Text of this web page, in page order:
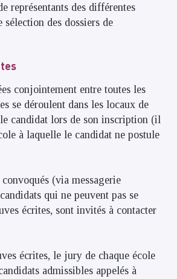
représentants des différentes
sélection des dossiers de
conjointement entre toutes les
se déroulent dans les locaux de
candidat lors de son inscription (il
à laquelle le candidat ne postule
(via messagerie
qui ne peuvent pas se
écrites, sont invités à contacter
écrites, le jury de chaque école
admissibles appelés à